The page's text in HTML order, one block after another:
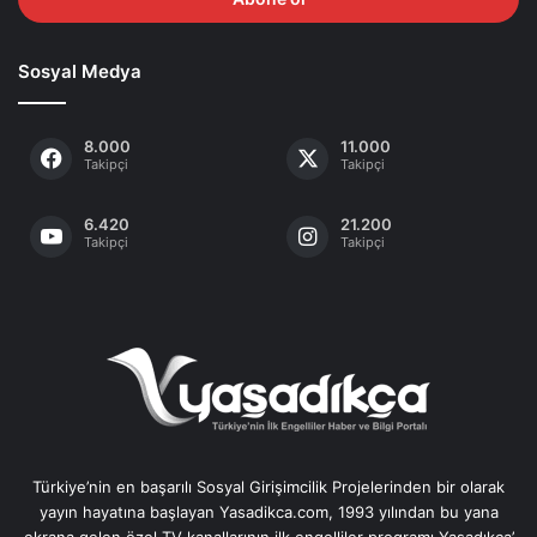
Sosyal Medya
8.000
Takipçi
11.000
Takipçi
6.420
Takipçi
21.200
Takipçi
Türkiye’nin en başarılı Sosyal Girişimcilik Projelerinden bir olarak
yayın hayatına başlayan Yasadikca.com, 1993 yılından bu yana